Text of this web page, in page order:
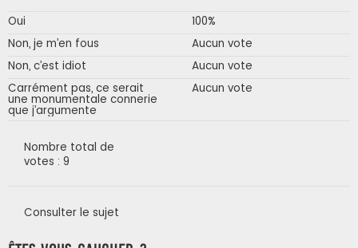
Oui
100%
Non, je m’en fous
Aucun vote
Non, c’est idiot
Aucun vote
Carrément pas, ce serait
une monumentale connerie
que j’argumente
Aucun vote
Nombre total de
votes : 9
Consulter le sujet